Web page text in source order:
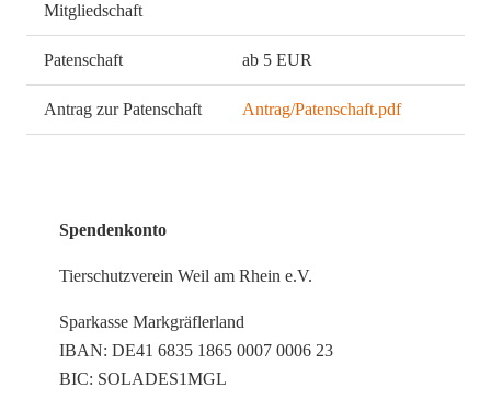
Mitgliedschaft
Patenschaft ab 5 EUR
Antrag zur Patenschaft Antrag/Patenschaft.pdf
Spendenkonto
Tierschutzverein Weil am Rhein e.V.
Sparkasse Markgräflerland
IBAN: DE41 6835 1865 0007 0006 23
BIC: SOLADES1MGL